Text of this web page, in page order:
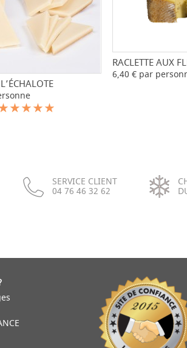
-
RACLETTE AUX
6,40 € par
SERVICE CLIENT
04 76 46 32 62